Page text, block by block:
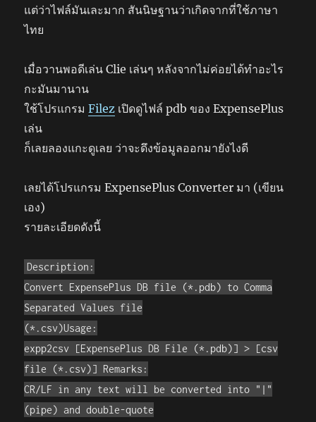
แต่ว่าไฟล์มันเละมาก สันนิษฐานว่าเกิดจากที่ใช้ภาษา
ไทย
เมื่อวานพอดีเล่น Clie เล่นๆ หลังจากไม่ค่อยได้ทำอะไร
กะมันมานาน
ใช้โปรแกรมFilez เปิดดูไฟล์ pdb ของ ExpensePlus
เล่น
ก็เลยลองแกะดูเลย ว่าจะดึงข้อมูลออกมายังไงดี
เลยได้โปรแกรม ExpensePlus Converter มา (เขียน
เอง)
รายละเอียดดังนี้
Description:
Convert ExpensePlus DB file (*.pdb) to Comma
Separated Values file
(*.csv)Usage:
expp2csv [ExpensePlus DB File (*.pdb)] > [csv
file (*.csv)] Remarks:
CR/LF in any text will be converted into "|"
(pipe) and double-quote